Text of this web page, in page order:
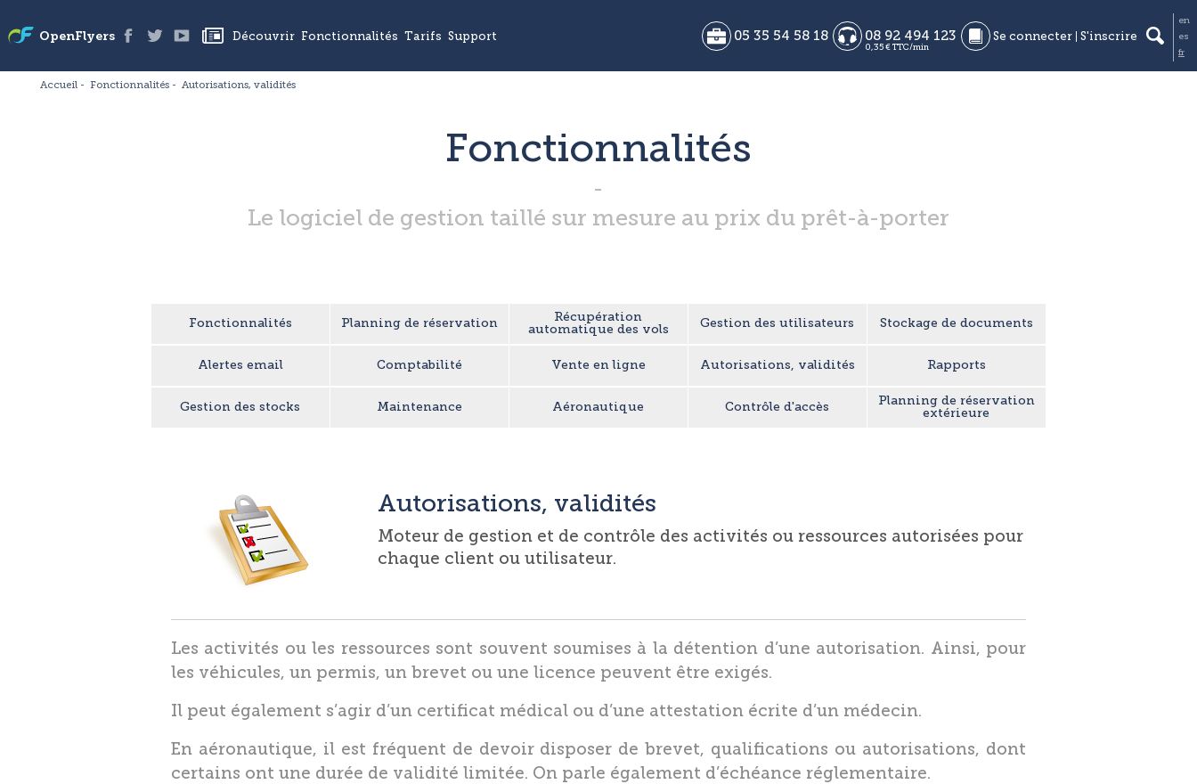
OpenFlyers Découvrir Fonctionnalités Tarifs Support 05 35 54 58 18 08 92 494 123
0,35 € TTC/min
Se connecter S'inscrire
en
es
fr
Accueil Fonctionnalités Autorisations, validités
Fonctionnalités
Le logiciel de gestion taillé sur mesure au prix du prêt-à-porter
Fonctionnalités Planning de réservation
Récupération
automatique des vols
Gestion des utilisateurs Stockage de documents
Alertes email Comptabilité Vente en ligne Autorisations, validités Rapports
Gestion des stocks Maintenance Aéronautique Contrôle d'accès
Planning de réservation
extérieure
Autorisations, validités
Moteur de gestion et de contrôle des activités ou ressources autorisées pour
chaque client ou utilisateur.
Les activités ou les ressources sont souvent soumises à la détention d’une autorisation. Ainsi, pour
les véhicules, un permis, un brevet ou une licence peuvent être exigés.
Il peut également s’agir d’un certificat médical ou d’une attestation écrite d’un médecin.
En aéronautique, il est fréquent de devoir disposer de brevet, qualifications ou autorisations, dont
certains ont une durée de validité limitée. On parle également d’échéance réglementaire.